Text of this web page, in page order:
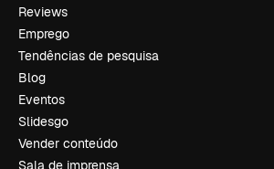
Reviews
Emprego
Tendências de pesquisa
Blog
Eventos
Slidesgo
Vender conteúdo
Sala de imprensa